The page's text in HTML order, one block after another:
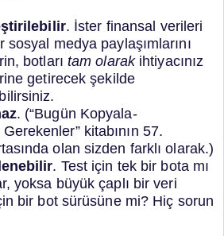
. İster finansal verileri
sosyal medya paylaşımlarını
botları tam olarakihtiyacınız
getirecek şekilde
. (“Bugün Kopyala-
Gerekenler” kitabının 57.
olan sizden farklı olarak.)
. Test için tek bir bota mı
yoksa büyük çaplı bir veri
bir bot sürüsüne mi? Hiç sorun